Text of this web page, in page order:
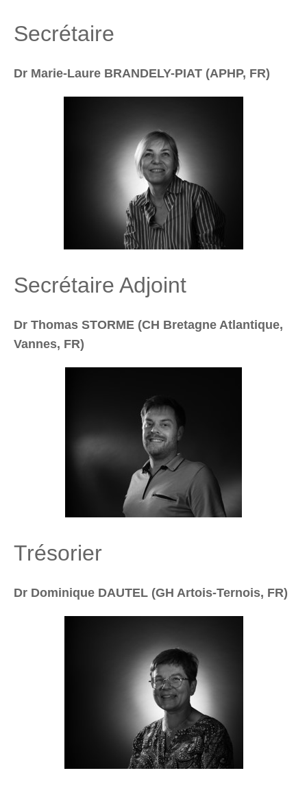
Secrétaire
Dr Marie-Laure BRANDELY-PIAT (APHP, FR)
Secrétaire Adjoint
Dr Thomas STORME (CH Bretagne Atlantique,
Vannes, FR)
Trésorier
Dr Dominique DAUTEL (GH Artois-Ternois, FR)